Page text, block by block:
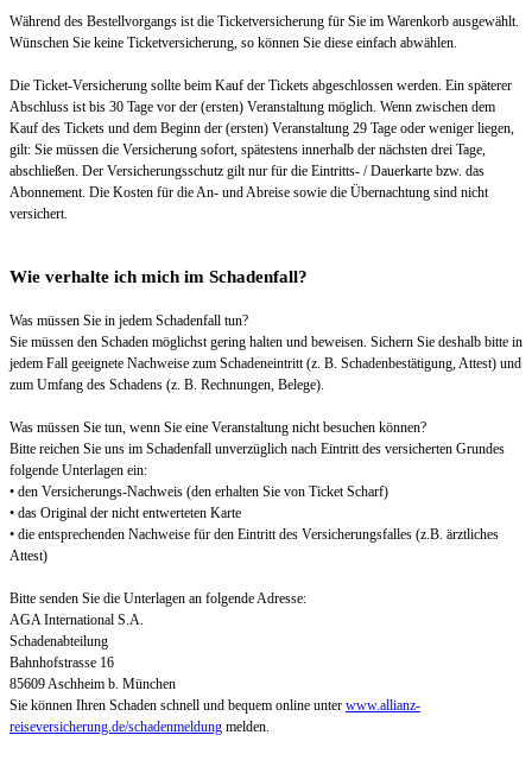
Während des Bestellvorgangs ist die Ticketversicherung für Sie im Warenkorb ausgewählt.
Wünschen Sie keine Ticketversicherung, so können Sie diese einfach abwählen.
Die Ticket-Versicherung sollte beim Kauf der Tickets abgeschlossen werden. Ein späterer
Abschluss ist bis 30 Tage vor der (ersten) Veranstaltung möglich. Wenn zwischen dem
Kauf des Tickets und dem Beginn der (ersten) Veranstaltung 29 Tage oder weniger liegen,
gilt: Sie müssen die Versicherung sofort, spätestens innerhalb der nächsten drei Tage,
abschließen. Der Versicherungsschutz gilt nur für die Eintritts- / Dauerkarte bzw. das
Abonnement. Die Kosten für die An- und Abreise sowie die Übernachtung sind nicht
versichert.
Wie verhalte ich mich im Schadenfall?
Was müssen Sie in jedem Schadenfall tun?
Sie müssen den Schaden möglichst gering halten und beweisen. Sichern Sie deshalb bitte in
jedem Fall geeignete Nachweise zum Schadeneintritt (z. B. Schadenbestätigung, Attest) und
zum Umfang des Schadens (z. B. Rechnungen, Belege).
Was müssen Sie tun, wenn Sie eine Veranstaltung nicht besuchen können?
Bitte reichen Sie uns im Schadenfall unverzüglich nach Eintritt des versicherten Grundes
folgende Unterlagen ein:
• den Versicherungs-Nachweis (den erhalten Sie von Ticket Scharf)
• das Original der nicht entwerteten Karte
• die entsprechenden Nachweise für den Eintritt des Versicherungsfalles (z.B. ärztliches
Attest)
Bitte senden Sie die Unterlagen an folgende Adresse:
AGA International S.A.
Schadenabteilung
Bahnhofstrasse 16
85609 Aschheim b. München
Sie können Ihren Schaden schnell und bequem online unter www.allianz-
reiseversicherung.de/schadenmeldung melden.